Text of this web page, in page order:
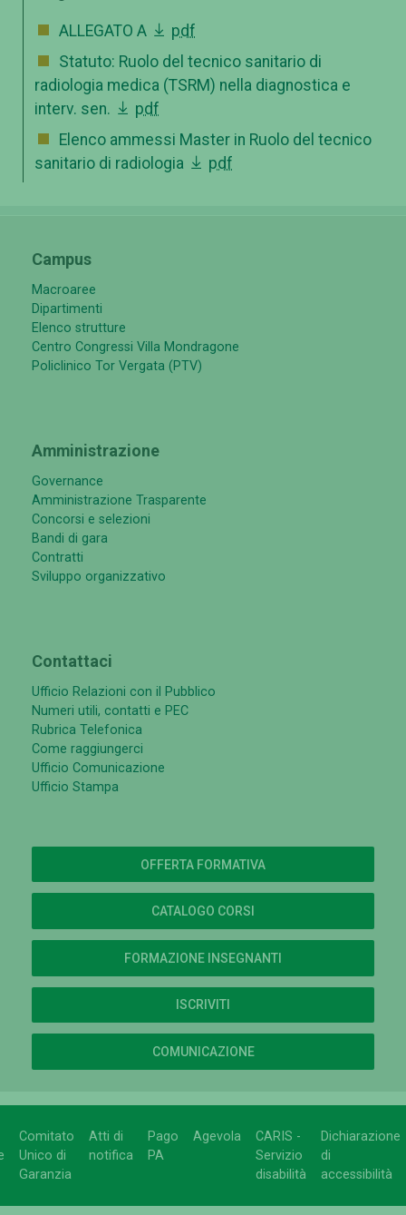
ALLEGATO A
pdf
Statuto: Ruolo del tecnico sanitario di
radiologia medica (TSRM) nella diagnostica e
interv. sen.
pdf
Elenco ammessi Master in Ruolo del tecnico
sanitario di radiologia
pdf
Campus
Macroaree
Dipartimenti
Elenco strutture
Centro Congressi Villa Mondragone
Policlinico Tor Vergata (PTV)
Amministrazione
Governance
Amministrazione Trasparente
Concorsi e selezioni
Bandi di gara
Contratti
Sviluppo organizzativo
Contattaci
Ufficio Relazioni con il Pubblico
Numeri utili, contatti e PEC
Rubrica Telefonica
Come raggiungerci
Ufficio Comunicazione
Ufficio Stampa
OFFERTA FORMATIVA
CATALOGO CORSI
FORMAZIONE INSEGNANTI
ISCRIVITI
COMUNICAZIONE
Comitato
Unico di
Garanzia
Atti di
notifica
Pago
PA
Agevola
CARIS -
Servizio
disabilità
Dichiarazione
di
accessibilità